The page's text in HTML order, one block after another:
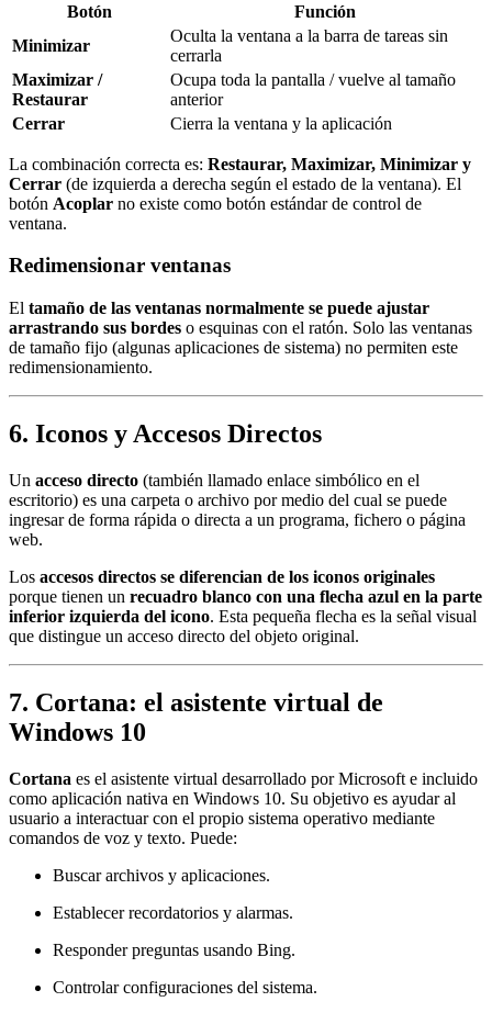
Botón
Función
Minimizar
Oculta la ventana a la barra de tareas sin
cerrarla
Maximizar /
Restaurar
Ocupa toda la pantalla / vuelve al tamaño
anterior
Cerrar
Cierra la ventana y la aplicación
La combinación correcta es: Restaurar, Maximizar, Minimizar y
Cerrar (de izquierda a derecha según el estado de la ventana). El
botón Acoplar no existe como botón estándar de control de
ventana.
Redimensionar ventanas
El tamaño de las ventanas normalmente se puede ajustar
arrastrando sus bordes o esquinas con el ratón. Solo las ventanas
de tamaño fijo (algunas aplicaciones de sistema) no permiten este
redimensionamiento.
6. Iconos y Accesos Directos
Un acceso directo (también llamado enlace simbólico en el
escritorio) es una carpeta o archivo por medio del cual se puede
ingresar de forma rápida o directa a un programa, fichero o página
web.
Los accesos directos se diferencian de los iconos originales
porque tienen un recuadro blanco con una flecha azul en la parte
inferior izquierda del icono. Esta pequeña flecha es la señal visual
que distingue un acceso directo del objeto original.
7. Cortana: el asistente virtual de
Windows 10
Cortana es el asistente virtual desarrollado por Microsoft e incluido
como aplicación nativa en Windows 10. Su objetivo es ayudar al
usuario a interactuar con el propio sistema operativo mediante
comandos de voz y texto. Puede:
Buscar archivos y aplicaciones.
Establecer recordatorios y alarmas.
Responder preguntas usando Bing.
Controlar configuraciones del sistema.